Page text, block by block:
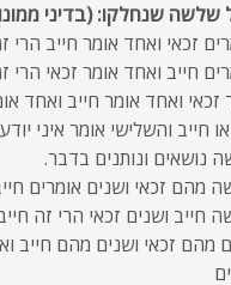
שלשה שנחלקו: (בדיני
זכאי ואחד אומר חייב הרי
חייב ואחד אומר זכאי הרי
ואחד אומר חייב ואחד
חייב והשלישי אומר איני
נושאים ונותנים בדבר.
מהם זכאי ושנים אומרים
חייב ושנים זכאי הרי זה
מהם זכאי ושנים מהם חייב